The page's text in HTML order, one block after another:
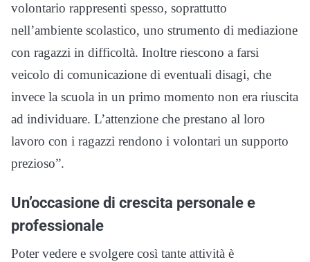
volontario rappresenti spesso, soprattutto
nell’ambiente scolastico, uno strumento di mediazione
con ragazzi in difficoltà. Inoltre riescono a farsi
veicolo di comunicazione di eventuali disagi, che
invece la scuola in un primo momento non era riuscita
ad individuare. L’attenzione che prestano al loro
lavoro con i ragazzi rendono i volontari un supporto
prezioso”.
Un’occasione di crescita personale e
professionale
Poter vedere e svolgere così tante attività è